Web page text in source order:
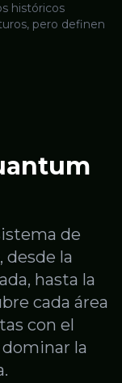
históricos
pero definen
de
la
hasta la
cada área
con el
la